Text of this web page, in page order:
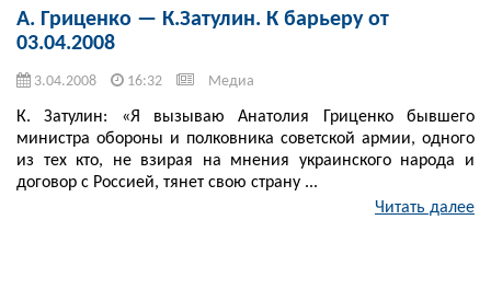
А. Гриценко — К.Затулин. К барьеру от
03.04.2008
3.04.2008 16:32 Медиа
К. Затулин: «Я вызываю Анатолия Гриценко бывшего
министра обороны и полковника советской армии, одного
из тех кто, не взирая на мнения украинского народа и
договор с Россией, тянет свою страну ...
Читать далее